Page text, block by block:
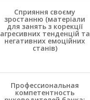
Сприяння своєму
зростанню (матеріали
для занять з корекції
агресивних тенденцій та
негативних емоційних
станів)
Профессиональная
компетентность